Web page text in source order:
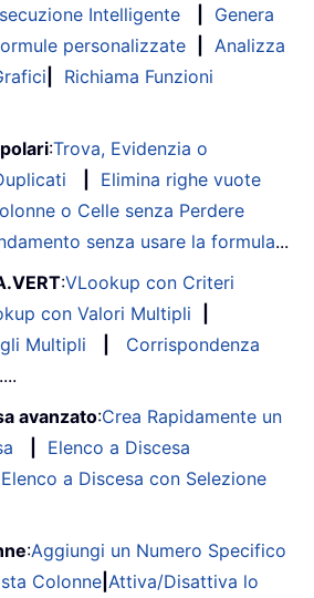
Intelligente
Genera
personalizzate
Analizza
Richiama Funzioni
:Trova, Evidenzia o
Elimina righe vuote
o Celle senza Perdere
senza usare la formula...
:VLookup con Criteri
con Valori Multipli
Multipli
Corrispondenza
....
avanzato:Crea Rapidamente un
Elenco a Discesa
Elenco a Discesa con Selezione
:Aggiungi un Numero Specifico
Colonne Attiva/Disattiva lo